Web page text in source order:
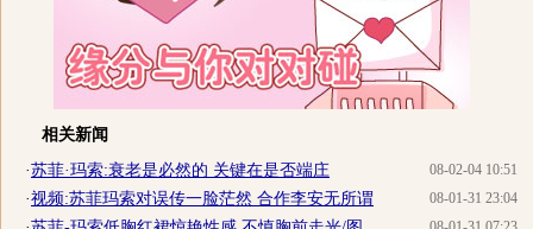
相关新闻
08-02-04 10:51
·苏菲·玛索:衰老是必然的 关键在是否端庄
08-01-31 23:04
·视频:苏菲玛索对误传一脸茫然 合作李安无所谓